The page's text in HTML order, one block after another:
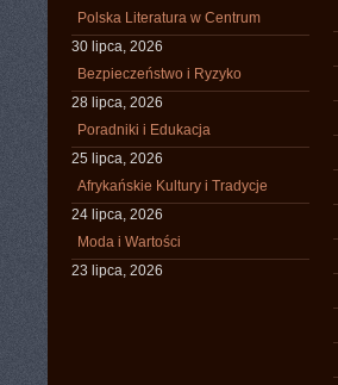
Polska Literatura w Centrum
30 lipca, 2026
Bezpieczeństwo i Ryzyko
28 lipca, 2026
Poradniki i Edukacja
25 lipca, 2026
Afrykańskie Kultury i Tradycje
24 lipca, 2026
Moda i Wartości
23 lipca, 2026